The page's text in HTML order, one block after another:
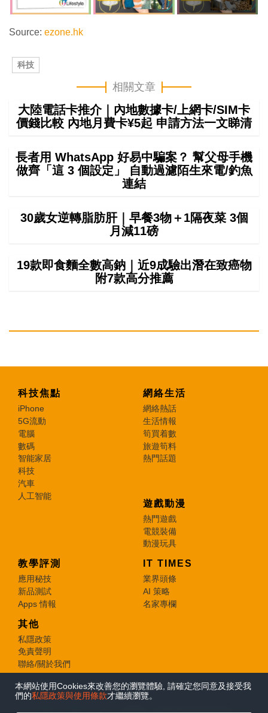
本網站使用Cookies來改善您的瀏覽體驗, 請確定您同意及接受我
們的私隱政策與使用條款才繼續瀏覽。
Source: ezone.hk
科技
相關文章
大陸電話卡推介｜內地數據卡/上網卡/SIM卡
價錢比較 內地月費卡¥5起 申請方法一文睇清
長者用 WhatsApp 好易中騙案？ 幫父母手機
做齊「這 3 個設定」 自動過濾陌生來電/釣魚
連結
30歲女逆轉脂肪肝｜早餐3物＋1隔夜菜 3個
月減11磅
19款即食麵全數高鈉｜近9成驗出潛在致癌物
附7款高分推薦
科技焦點
iPhone
5G流動
電腦
數碼
智能家居
科技
汽車
人工智能
網絡生活
網絡熱話
生活情報
筍買着數
旅遊筍料
熱門話題
遊戲動漫
熱門遊戲
電競裝備
動漫玩具
教學評測
應用秘技
新品測試
Apps 情報
IT TIMES
業界頭條
AI 策略
名家專欄
其他
私隱政策
免責聲明
聯絡/關於我們
© 2026 e-zone. All Rights Reserved.